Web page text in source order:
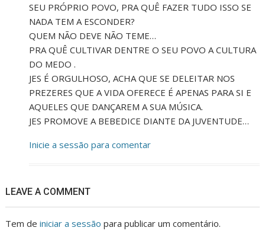
SEU PRÓPRIO POVO, PRA QUÊ FAZER TUDO ISSO SE
NADA TEM A ESCONDER?
QUEM NÃO DEVE NÃO TEME…
PRA QUÊ CULTIVAR DENTRE O SEU POVO A CULTURA
DO MEDO .
JES É ORGULHOSO, ACHA QUE SE DELEITAR NOS
PREZERES QUE A VIDA OFERECE É APENAS PARA SI E
AQUELES QUE DANÇAREM A SUA MÚSICA.
JES PROMOVE A BEBEDICE DIANTE DA JUVENTUDE…
Inicie a sessão para comentar
LEAVE A COMMENT
Tem deiniciar a sessão para publicar um comentário.